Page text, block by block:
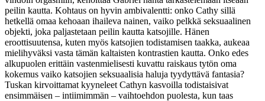
peilin kautta. Kohtaus on hyvin ambivalentti: onko Cathy sillä
hetkellä omaa kehoaan ihaileva nainen, vaiko pelkkä seksuaalinen
objekti, joka paljastetaan peilin kautta katsojille. Hänen
eroottisuutensa, kuten myös katsojien todistamisen taakka, aukeaa
mielihyväksi vasta tämän kaltaisten kontrastien kautta. Onko edes
alkupuolen erittäin vastenmielisesti kuvattu raiskaus tytön oma
kokemus vaiko katsojien seksuaalisia haluja tyydyttävä fantasia?
Tuskan kirvoittamat kyyneleet Cathyn kasvoilla todistaisivat
ensimmäisen – intiimimmän – vaihtoehdon puolesta, kun taas